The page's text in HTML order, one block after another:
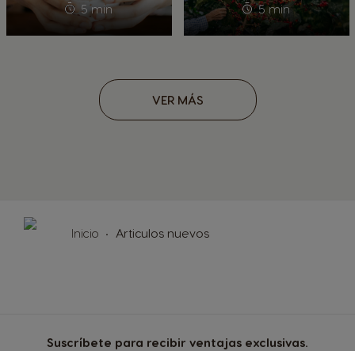
5 min
5 min
VER MÁS
Inicio Articulos nuevos
Suscríbete para recibir ventajas exclusivas.